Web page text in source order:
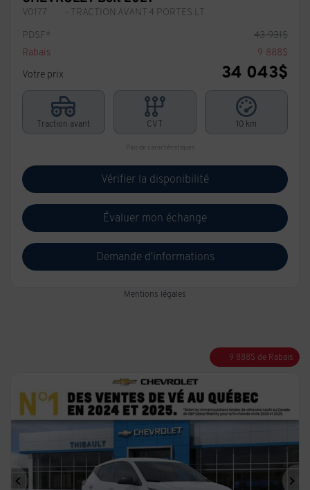
V0177
– TRACTION AVANT 4 PORTES LT
PDSF*
43 931$
Rabais
9 888$
Votre prix
34 043$
Traction avant CVT 10 km
Plus de caractéristiques
Vérifier la disponibilité
Évaluer mon échange
Demande d'informations
Mentions légales
9 888$ de Rabais